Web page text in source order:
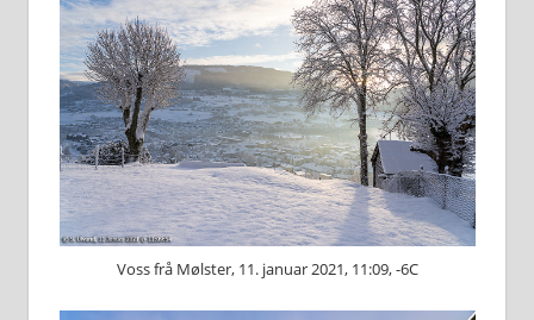
Voss frå Mølster, 11. januar 2021, 11:09, -6C